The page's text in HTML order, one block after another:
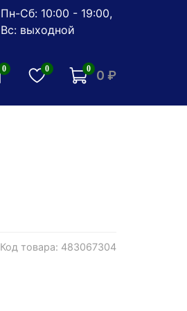
Пн-Сб: 10:00 - 19:00,
Вс: выходной
0 0 0 0 ₽
Код товара: 483067304